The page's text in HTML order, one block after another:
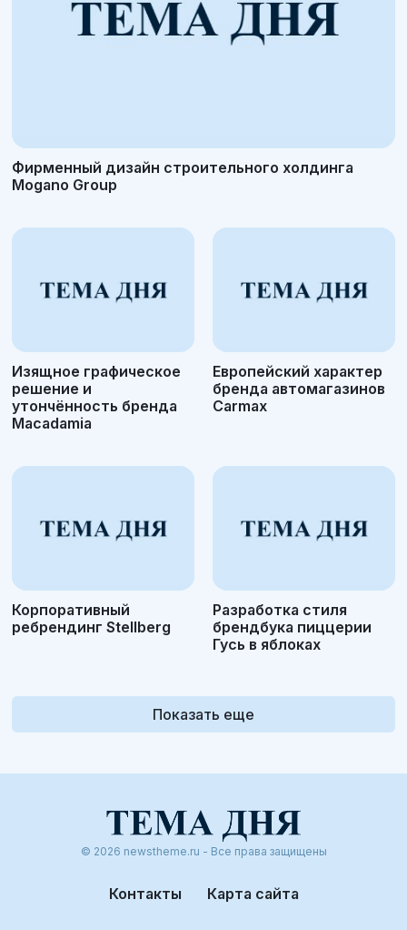
Фирменный дизайн строительного холдинга
Mogano Group
Изящное графическое
решение и
утончённость бренда
Macadamia
Европейский характер
бренда автомагазинов
Carmax
Корпоративный
ребрендинг Stellberg
Разработка стиля
брендбука пиццерии
Гусь в яблоках
Показать еще
© 2026 newstheme.ru - Все права защищены
Контакты Карта сайта